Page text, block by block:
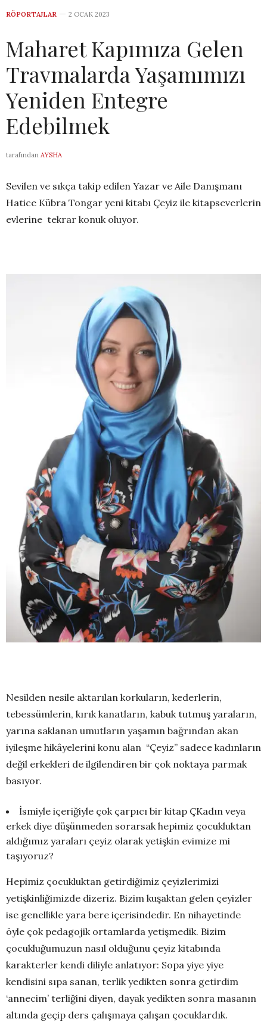
RÖPORTAJLAR 2 OCAK 2023
Maharet Kapımıza Gelen
Travmalarda Yaşamımızı
Yeniden Entegre
Edebilmek
tarafından AYSHA
Sevilen ve sıkça takip edilen Yazar ve Aile Danışmanı
Hatice Kübra Tongar yeni kitabı Çeyiz ile kitapseverlerin
evlerine tekrar konuk oluyor.
Nesilden nesile aktarılan korkuların, kederlerin,
tebessümlerin, kırık kanatların, kabuk tutmuş yaraların,
yarına saklanan umutların yaşamın bağrından akan
iyileşme hikâyelerini konu alan “Çeyiz” sadece kadınların
değil erkekleri de ilgilendiren bir çok noktaya parmak
basıyor.
İsmiyle içeriğiyle çok çarpıcı bir kitap ÇKadın veya
erkek diye düşünmeden sorarsak hepimiz çocukluktan
aldığımız yaraları çeyiz olarak yetişkin evimize mi
taşıyoruz?
Hepimiz çocukluktan getirdiğimiz çeyizlerimizi
yetişkinliğimizde dizeriz. Bizim kuşaktan gelen çeyizler
ise genellikle yara bere içerisindedir. En nihayetinde
öyle çok pedagojik ortamlarda yetişmedik. Bizim
çocukluğumuzun nasıl olduğunu çeyiz kitabında
karakterler kendi diliyle anlatıyor: Sopa yiye yiye
kendisini sıpa sanan, terlik yedikten sonra getirdim
‘annecim’ terliğini diyen, dayak yedikten sonra masanın
altında geçip ders çalışmaya çalışan çocuklardık.